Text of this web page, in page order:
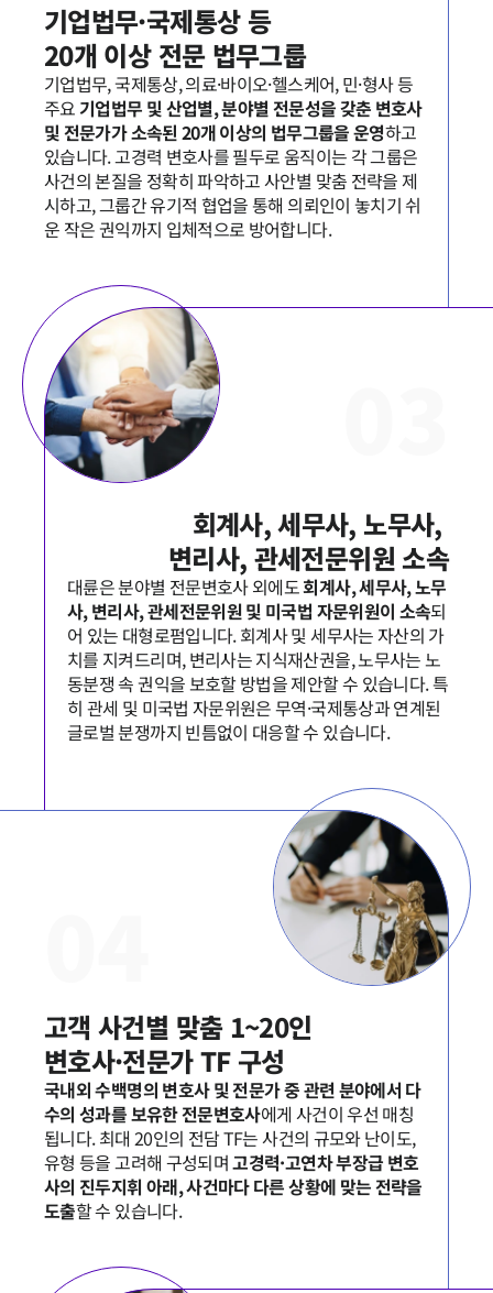
대륜의 강점
오시는 길
글로벌 파트너 로펌
고객의 소리
통합검색
AI대륜
업무사례
기업법무·국제통상 등
20개 이상 전문 법무그룹
기업법무, 국제통상, 의료·바이오·헬스케어, 민·형사 등
주요 기업법무 및 산업별, 분야별 전문성을 갖춘 변호사
및 전문가가 소속된 20개 이상의 법무그룹을 운영하고
있습니다. 고경력 변호사를 필두로 움직이는 각 그룹은
사건의 본질을 정확히 파악하고 사안별 맞춤 전략을 제
시하고, 그룹간 유기적 협업을 통해 의뢰인이 놓치기 쉬
운 작은 권익까지 입체적으로 방어합니다.
회계사, 세무사, 노무사,
대륜은 분야별 전문변호사 외에도 회계사, 세무사, 노무
사, 변리사, 관세전문위원 및 미국법 자문위원이 소속되
어 있는 대형로펌입니다. 회계사 및 세무사는 자산의 가
치를 지켜드리며, 변리사는 지식재산권을, 노무사는 노
동분쟁 속 권익을 보호할 방법을 제안할 수 있습니다. 특
히 관세 및 미국법 자문위원은 무역·국제통상과 연계된
글로벌 분쟁까지 빈틈없이 대응할 수 있습니다.
고객 사건별 맞춤 1~20인
국내외 수백명의 변호사 및 전문가 중 관련 분야에서 다
수의 성과를 보유한 전문변호사에게 사건이 우선 매칭
됩니다. 최대 20인의 전담 TF는 사건의 규모와 난이도,
유형 등을 고려해 구성되며 고경력·고연차 부장급 변호
사의 진두지휘 아래, 사건마다 다른 상황에 맞는 전략을
도출할 수 있습니다.